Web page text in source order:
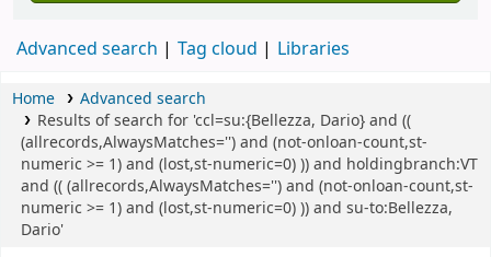
Advanced search Tag cloud Libraries
Home
Advanced search
Results of search for 'ccl=su:{Bellezza, Dario} and ((
(allrecords,AlwaysMatches='') and (not-onloan-count,st-
numeric >= 1) and (lost,st-numeric=0) )) and holdingbranch:VT
and (( (allrecords,AlwaysMatches='') and (not-onloan-count,st-
numeric >= 1) and (lost,st-numeric=0) )) and su-to:Bellezza,
Dario'